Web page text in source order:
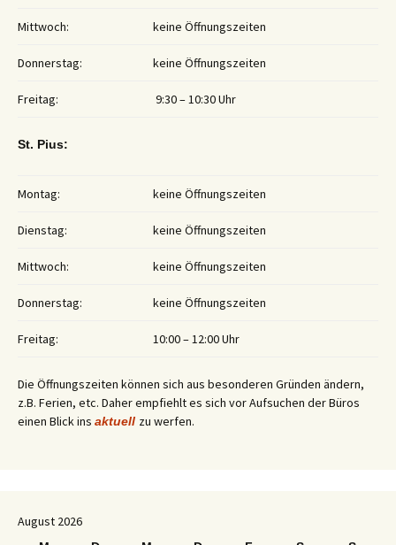
Mittwoch: keine Öffnungszeiten
Donnerstag: keine Öffnungszeiten
Freitag: 9:30 – 10:30 Uhr
St. Pius:
Montag: keine Öffnungszeiten
Dienstag: keine Öffnungszeiten
Mittwoch: keine Öffnungszeiten
Donnerstag: keine Öffnungszeiten
Freitag: 10:00 – 12:00 Uhr
Die Öffnungszeiten können sich aus besonderen Gründen ändern,
z.B. Ferien, etc. Daher empfiehlt es sich vor Aufsuchen der Büros
einen Blick ins aktuell zu werfen.
August 2026